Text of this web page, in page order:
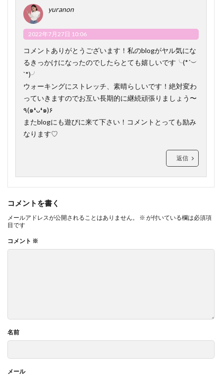
yuranon
2022年7月27日 10:06
コメントありがとうございます！私のblogがヤル気にな
るきっかけになったのでしたらとても嬉しいです╰(*´︶
`*)╯
ウォーキングにストレッチ、素晴らしいです！絶対変わ
っていきますのでお互い長期的に継続頑張りましょう〜
٩(๑❛ᴗ❛๑)۶
またblogにも遊びに来て下さい！コメントとっても励み
なります♡
返信
コメントを書く
メールアドレスが公開されることはありません。 ※ が付いている欄は必須項
目です
コメント ※
名前
メール